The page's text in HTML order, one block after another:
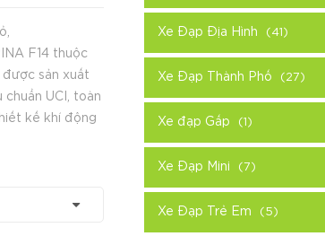
Xe Đạp Địa Hình (41)
Xe Đạp Thành Phố (27)
Xe đạp Gấp (1)
Xe Đạp Mini (7)
Xe Đạp Trẻ Em (5)
F14 thuộc
sản xuất
UCI, toàn
kế khí động